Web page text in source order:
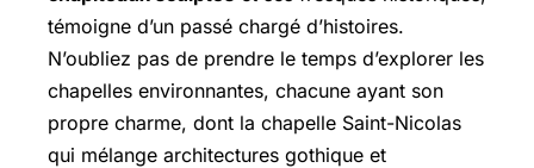
témoigne d’un passé chargé d’histoires.
N’oubliez pas de prendre le temps d’explorer les
chapelles environnantes, chacune ayant son
propre charme, dont la chapelle Saint-Nicolas
qui mélange architectures gothique et